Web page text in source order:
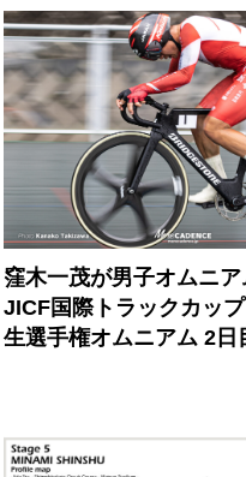
窪木一茂が男子オムニア
JICF国際トラックカッ
生選手権オムニアム 2日